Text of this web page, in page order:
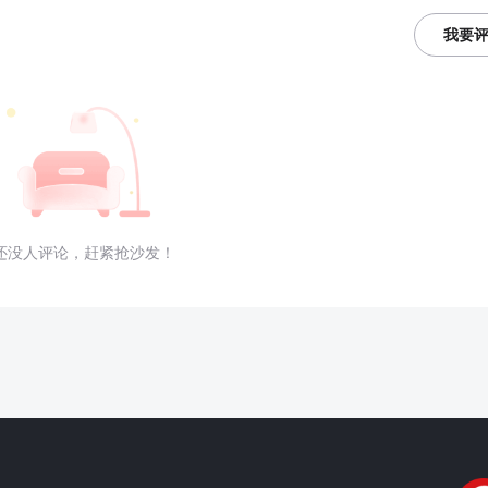
我要
没人评论，赶紧抢沙发！